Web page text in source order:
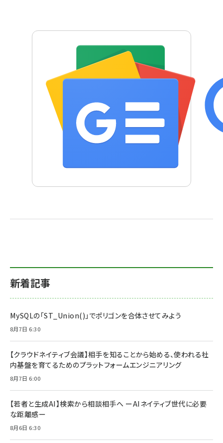
新着記事
MySQLの「ST_Union()」でポリゴンを合体させてみよう
8月7日 6:30
【クラウドネイティブ会議】相手を知ることから始める、使われる社
内基盤を育てるためのプラットフォームエンジニアリング
8月7日 6:00
【若者と生成AI】検索から相談相手へ ーAIネイティブ世代に必要
な距離感ー
8月6日 6:30